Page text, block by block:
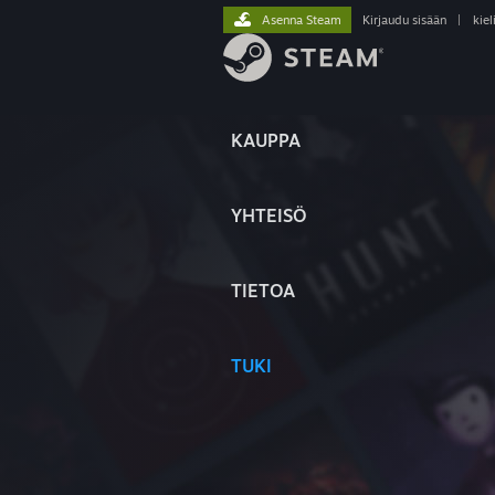
KAUPPA
YHTEISÖ
TIETOA
TUKI
Asenna Steam Kirjaudu sisään kieli